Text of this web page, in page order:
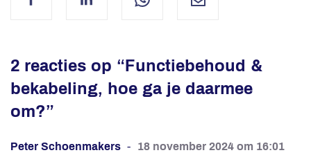
FacebookLinkedIn WhatsAppMail
2 reacties op “Functiebehoud &
bekabeling, hoe ga je daarmee
om?”
Peter Schoenmakers 18 november 2024 om 16:01